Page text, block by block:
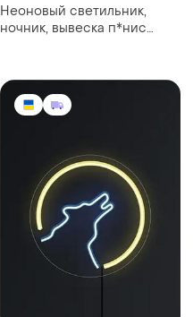
Неоновый светильник,
ночник, вывеска п*нис